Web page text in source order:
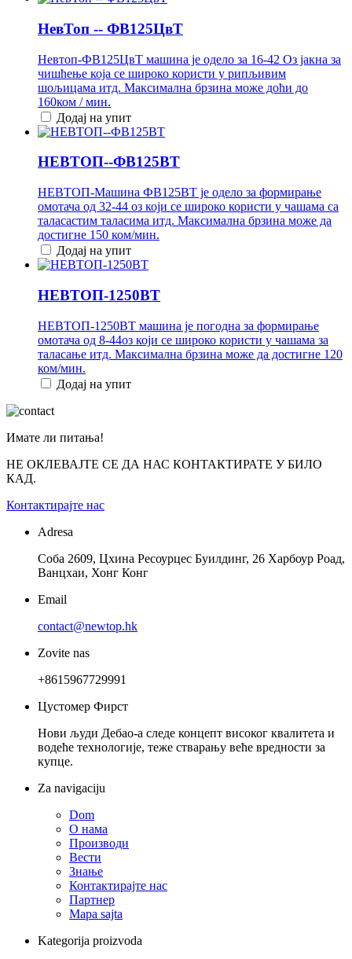
НевТоп -- ФВ125ЦвТ
Невтоп-ФВ125ЦвТ машина је одело за 16-42 Оз јакна за
чишћење која се широко користи у рипљивим
шољицама итд. Максимална брзина може доћи до
160ком / мин.
Додај на упит
НЕВТОП--ФВ125ВТ
НЕВТОП-Машина ФВ125ВТ је одело за формирање
омотача од 32-44 оз који се широко користи у чашама са
таласастим таласима итд. Максимална брзина може да
достигне 150 ком/мин.
Додај на упит
НЕВТОП-1250ВТ
НЕВТОП-1250ВТ машина је погодна за формирање
омотача од 8-44оз који се широко користи у чашама за
таласање итд. Максимална брзина може да достигне 120
ком/мин.
Додај на упит
Имате ли питања!
НЕ ОКЛЕВАЈТЕ СЕ ДА НАС КОНТАКТИРАТЕ У БИЛО
КАД.
Контактирајте нас
Adresa
Соба 2609, Цхина Ресоурцес Буилдинг, 26 Харбоур Роад,
Ванцхаи, Хонг Конг
Email
contact@newtop.hk
Zovite nas
+8615967729991
Цустомер Фирст
Нови људи Дебао-а следе концепт високог квалитета и
водеће технологије, теже стварању веће вредности за
купце.
Za navigaciju
Dom
О нама
Производи
Вести
Знање
Контактирајте нас
Партнер
Mapa sajta
Kategorija proizvoda